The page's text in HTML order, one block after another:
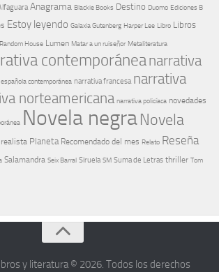
Anagrama Blackie Books Destino Duomo Ediciones B
Estoy leyendo Galaxia Gutenberg Harper Lee Libro Libros
House Lumen Matar a un ruiseñor Metaliteratura
contemporáneanarrativa
contemporánea narrativa francesa narrativa
norteamericana narrativa policíaca novedades
Novela negraNovela
Planeta Recomendado del mes Relato Reseña
Salamandra Seix Barral Siruela SM Suma de Letras thriller Tom
y literatura © 2026. Todos los derechos